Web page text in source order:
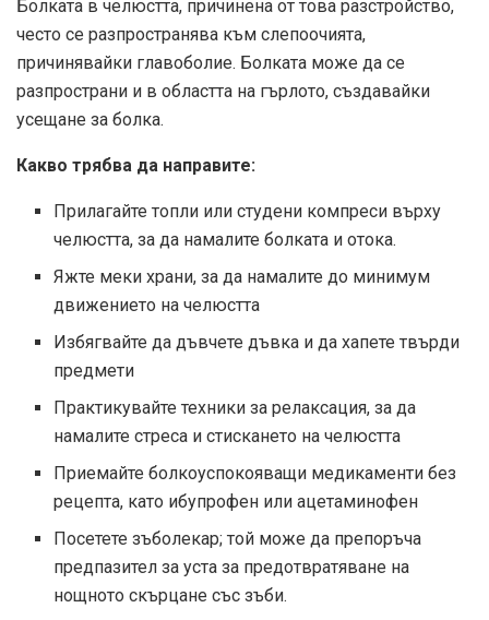
Болката в челюстта, причинена от това разстройство,
често се разпространява към слепоочията,
причинявайки главоболие. Болката може да се
разпространи и в областта на гърлото, създавайки
усещане за болка.
Какво трябва да направите:
Прилагайте топли или студени компреси върху
челюстта, за да намалите болката и отока.
Яжте меки храни, за да намалите до минимум
движението на челюстта
Избягвайте да дъвчете дъвка и да хапете твърди
предмети
Практикувайте техники за релаксация, за да
намалите стреса и стискането на челюстта
Приемайте болкоуспокояващи медикаменти без
рецепта, като ибупрофен или ацетаминофен
Посетете зъболекар; той може да препоръча
предпазител за уста за предотвратяване на
нощното скърцане със зъби.